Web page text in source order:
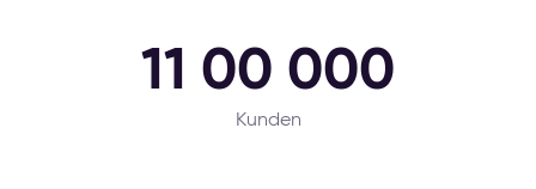
11 00 000
Kunden